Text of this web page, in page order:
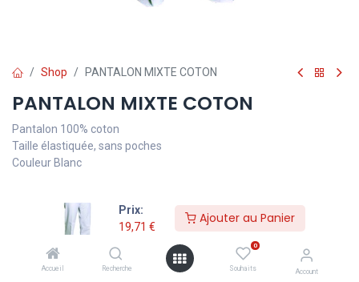
Prix:
19,71 €
Ajouter au Panier
Accueil Recherche
0
Souhaits Account
Shop PANTALON MIXTE COTON
PANTALON MIXTE COTON
Pantalon 100% coton
Taille élastiquée, sans poches
Couleur Blanc
TVA comprise
Taille